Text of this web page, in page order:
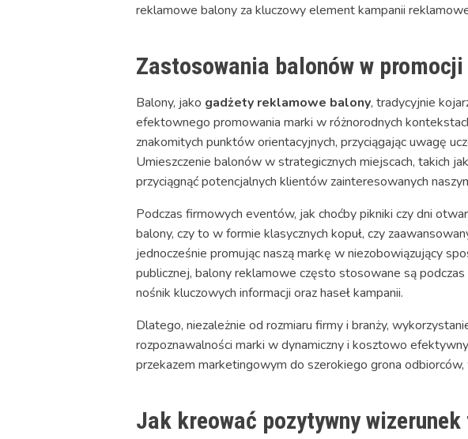
reklamowe balony za kluczowy element kampanii
Zastosowania balonów w
Balony, jako gadżety reklamowe balony, tradycyjnie
efektownego promowania marki w różnorodnych
znakomitych punktów orientacyjnych, przyciągając uwagę
Umieszczenie balonów w strategicznych miejscach, takich
przyciągnąć potencjalnych klientów zainteresowanych
Podczas firmowych eventów, jak choćby pikniki czy dni
balony, czy to w formie klasycznych kopuł, czy
jednocześnie promując naszą markę w niezobowiązujący
publicznej, balony reklamowe często stosowane są
nośnik kluczowych informacji oraz haseł kampanii.
Dlatego, niezależnie od rozmiaru firmy i branży,
rozpoznawalności marki w dynamiczny i kosztowo
przekazem marketingowym do szerokiego grona
Jak kreować pozytywny